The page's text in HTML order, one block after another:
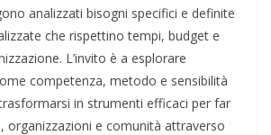
analizzati bisogni specifici e definite
che rispettino tempi, budget e
L’invito è a esplorare
competenza, metodo e sensibilità
in strumenti efficaci per far
organizzazioni e comunità attraverso